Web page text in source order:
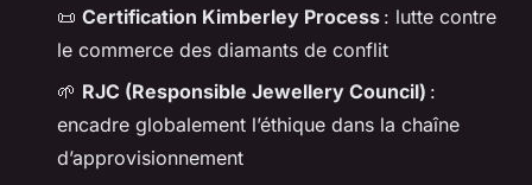
📜 Certification Kimberley Process : lutte contre
le commerce des diamants de conflit
🌱 RJC (Responsible Jewellery Council) :
encadre globalement l’éthique dans la chaîne
d’approvisionnement